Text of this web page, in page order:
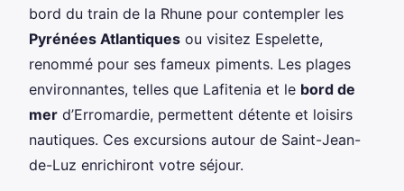
bord du train de la Rhune pour contempler les
Pyrénées Atlantiques ou visitez Espelette,
renommé pour ses fameux piments. Les plages
environnantes, telles que Lafitenia et le bord de
mer d’Erromardie, permettent détente et loisirs
nautiques. Ces excursions autour de Saint-Jean-
de-Luz enrichiront votre séjour.